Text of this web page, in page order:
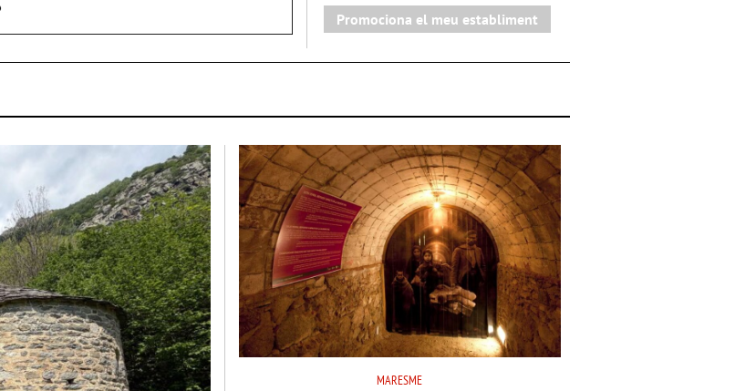
Promociona el meu establiment
MARESME